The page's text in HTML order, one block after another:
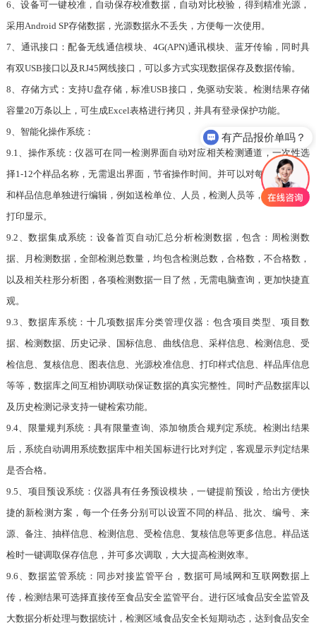
6、设备可一键校准，自动保存校准数据，自动对比校验，得到精准光源，
采用Android SP存储数据，光源数据永不丢失，方便每一次使用。
7、通讯接口：配备无线通信模块、4G(APN)通讯模块、蓝牙传输，同时具
有双USB接口以及RJ45网线接口，可以多方式实现数据保存及数据传输。
8、存储方式：支持U盘存储，标准USB接口，免驱动安装。检测结果存储
容量20万条以上，可生成Excel表格进行拷贝，并具有登录保护功能。
9、智能化操作系统：
9.1、操作系统：仪器可在同一检测界面自动对应相关检测通道，一次性选
择1-12个样品名称，无需退出界面，节省操作时间。并可以对每个通道属性
和样品信息单独进行编辑，例如送检单位、人员，检测人员等，打印时勾选
打印显示。
9.2、数据集成系统：设备首页自动汇总分析检测数据，包含：周检测数
据、月检测数据，全部检测总数量，均包含检测总数，合格数，不合格数，
以及相关柱形分析图，各项检测数据一目了然，无需电脑查询，更加快捷直
观。
9.3、数据库系统：十几项数据库分类管理仪器：包含项目类型、项目数
据、检测数据、历史记录、国标信息、曲线信息、采样信息、检测信息、受
检信息、复核信息、图表信息、光源校准信息、打印样式信息、样品库信息
等等，数据库之间互相协调联动保证数据的真实完整性。同时产品数据库以
及历史检测记录支持一键检索功能。
9.4、限量规判系统：具有限量查询、添加物质合规判定系统。检测出结果
后，系统自动调用系统数据库中相关国标进行比对判定，客观显示判定结果
是否合格。
9.5、项目预设系统：仪器具有任务预设模块，一键提前预设，给出方便快
捷的新检测方案，每一个任务分别可以设置不同的样品、批次、编号、来
源、备注、抽样信息、检测信息、受检信息、复核信息等更多信息。样品送
检时一键调取保存信息，并可多次调取，大大提高检测效率。
9.6、数据监管系统：同步对接监管平台，数据可局域网和互联网数据上
传，检测结果可选择直接传至食品安全监管平台。进行区域食品安全监管及
大数据分析处理与数据统计，检测区域食品安全长短期动态，达到食品安全
有产品报价单吗？